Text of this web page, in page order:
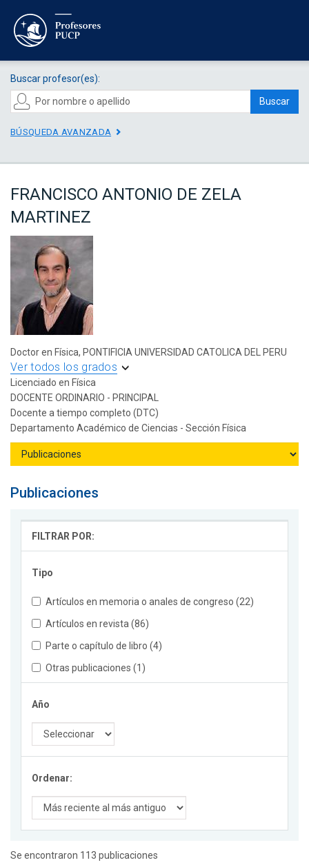
Buscar profesor(es):
Buscar
BÚSQUEDA AVANZADA
FRANCISCO ANTONIO DE ZELA
MARTINEZ
Doctor en Física, PONTIFICIA UNIVERSIDAD CATOLICA DEL PERU
Ver todos los grados
Licenciado en Física
DOCENTE ORDINARIO - PRINCIPAL
Docente a tiempo completo (DTC)
Departamento Académico de Ciencias - Sección Física
Publicaciones
FILTRAR POR:
Tipo
Artículos en memoria o anales de congreso (22)
Artículos en revista (86)
Parte o capítulo de libro (4)
Otras publicaciones (1)
Año
Ordenar:
Se encontraron 113 publicaciones